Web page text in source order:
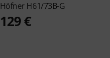
Höfner H61/73B-G
129 €